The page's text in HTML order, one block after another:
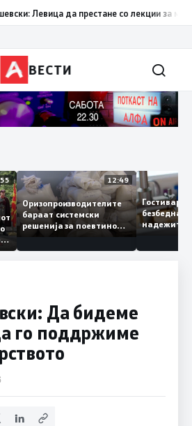
Левица да престане со лекции за морал
ВЕСТИ
12:55
во
12:49
Оризопроизводителите
бараат системски
решенија за поевтино
производство
Да бидеме
го поддржиме